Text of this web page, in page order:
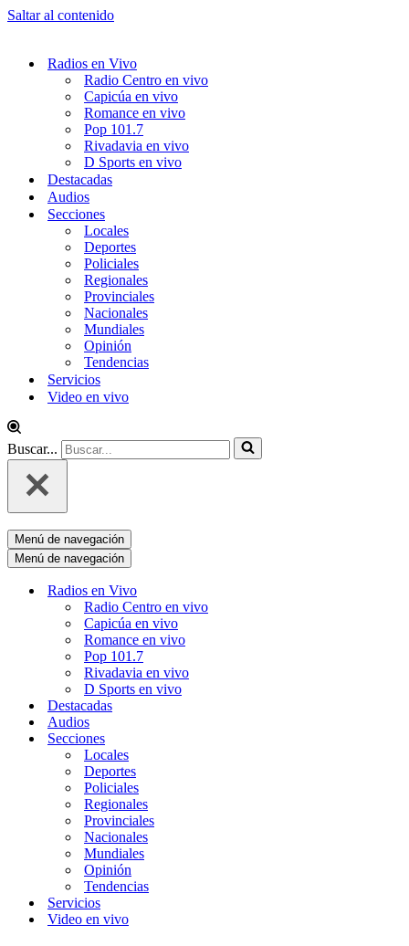
Saltar al contenido
Radios en Vivo
Radio Centro en vivo
Capicúa en vivo
Romance en vivo
Pop 101.7
Rivadavia en vivo
D Sports en vivo
Destacadas
Audios
Secciones
Locales
Deportes
Policiales
Regionales
Provinciales
Nacionales
Mundiales
Opinión
Tendencias
Servicios
Video en vivo
Buscar...
Menú de navegación
Menú de navegación
Radios en Vivo
Radio Centro en vivo
Capicúa en vivo
Romance en vivo
Pop 101.7
Rivadavia en vivo
D Sports en vivo
Destacadas
Audios
Secciones
Locales
Deportes
Policiales
Regionales
Provinciales
Nacionales
Mundiales
Opinión
Tendencias
Servicios
Video en vivo